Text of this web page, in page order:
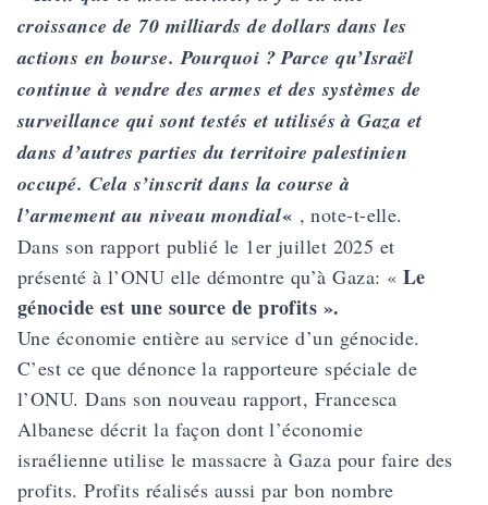
croissance de 70 milliards de dollars dans les
actions en bourse. Pourquoi ? Parce qu’Israël
continue à vendre des armes et des systèmes de
surveillance qui sont testés et utilisés à Gaza et
dans d’autres parties du territoire palestinien
occupé. Cela s’inscrit dans la course à
l’armement au niveau mondial« , note-t-elle.
Dans son rapport publié le 1er juillet 2025 et
présenté à l’ONU elle démontre qu’à Gaza: « Le
génocide est une source de profits ».
Une économie entière au service d’un génocide.
C’est ce que dénonce la rapporteure spéciale de
l’ONU. Dans son nouveau rapport, Francesca
Albanese décrit la façon dont l’économie
israélienne utilise le massacre à Gaza pour faire des
profits. Profits réalisés aussi par bon nombre